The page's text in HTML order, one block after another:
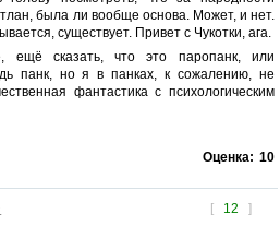
была ли вообще основа. Может, и нет.
существует. Привет с Чукотки, ага.
ещё сказать, что это паропанк, или
панк, но я в панках, к сожалению, не
фантастика с психологическим
Оценка: 10
[ 12 ]